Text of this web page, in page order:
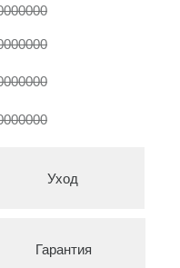
Уход
Гарантия